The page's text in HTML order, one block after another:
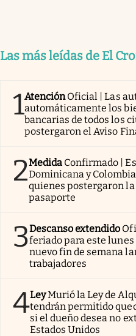
Las más leídas de El
1AtenciónOficial | Las
automáticamente los
bancarias de todos los
postergaron el Aviso
2Medida Confirmado |
Dominicana y
quienes postergaron
pasaporte
3Descanso extendido
feriado para este lunes
nuevo fin de semana
trabajadores
4LeyMurió la Ley de
tendrán permitido
si el dueño desea no
Estados Unidos